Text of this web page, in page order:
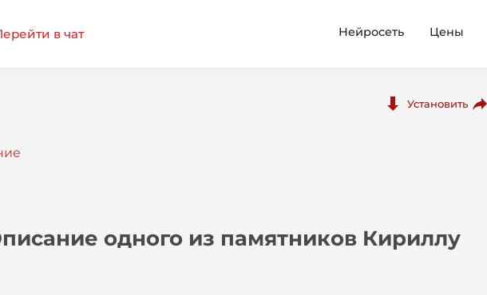
в чат Нейросеть Цены
Установить
одного из памятников Кириллу